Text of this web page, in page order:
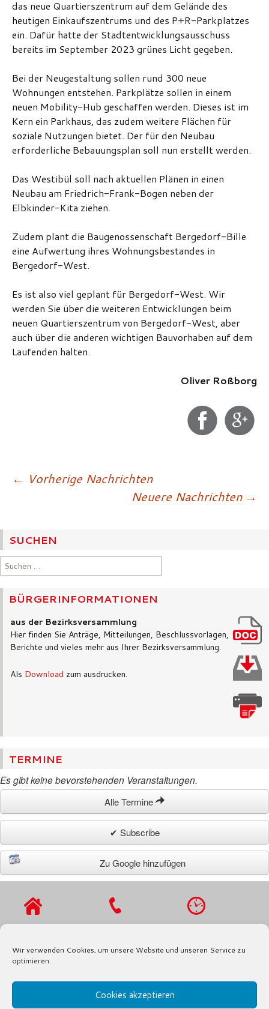
Wir verwenden Cookies, um unsere Website und unseren Service zu
optimieren.
Cookies akzeptieren
das neue Quartierszentrum auf dem Gelände des
heutigen Einkaufszentrums und des P+R-Parkplatzes
ein. Dafür hatte der Stadtentwicklungsausschuss
bereits im September 2023 grünes Licht gegeben.
Bei der Neugestaltung sollen rund 300 neue
Wohnungen entstehen. Parkplätze sollen in einem
neuen Mobility-Hub geschaffen werden. Dieses ist im
Kern ein Parkhaus, das zudem weitere Flächen für
soziale Nutzungen bietet. Der für den Neubau
erforderliche Bebauungsplan soll nun erstellt werden.
Das Westibül soll nach aktuellen Plänen in einen
Neubau am Friedrich-Frank-Bogen neben der
Elbkinder-Kita ziehen.
Zudem plant die Baugenossenschaft Bergedorf-Bille
eine Aufwertung ihres Wohnungsbestandes in
Bergedorf-West.
Es ist also viel geplant für Bergedorf-West. Wir
werden Sie über die weiteren Entwicklungen beim
neuen Quartierszentrum von Bergedorf-West, aber
auch über die anderen wichtigen Bauvorhaben auf dem
Laufenden halten.
Oliver Roßborg
← Vorherige Nachrichten
Neuere Nachrichten →
SUCHEN
Suchen
nach:
BÜRGERINFORMATIONEN
aus der Bezirksversammlung
Hier finden Sie Anträge, Mitteilungen, Beschlussvorlagen,
Berichte und vieles mehr aus Ihrer Bezirksversammlung.
Als Download zum ausdrucken.
TERMINE
Es gibt keine bevorstehenden Veranstaltungen.
Alle Termine
✔ Subscribe
Zu Google hinzufügen
21029